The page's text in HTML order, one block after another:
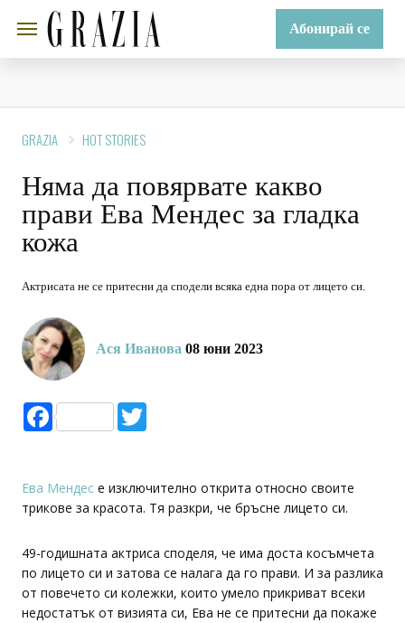
Абонирай се
GRAZIA HOT STORIES
Няма да повярвате какво
прави Ева Мендес за гладка
кожа
Актрисата не се притесни да сподели всяка една пора от лицето си.
Ася Иванова 08 юни 2023
Facebook
Ева Мендес е изключително открита относно своите
трикове за красота. Тя разкри, че бръсне лицето си.
49-годишната актриса споделя, че има доста косъмчета
по лицето си и затова се налага да го прави. И за разлика
от повечето си колежки, които умело прикриват всеки
недостатък от визията си, Ева не се притесни да покаже